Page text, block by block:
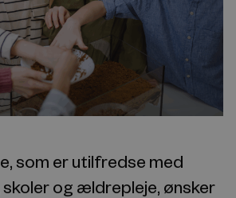
som er utilfredse med
og ældrepleje, ønsker